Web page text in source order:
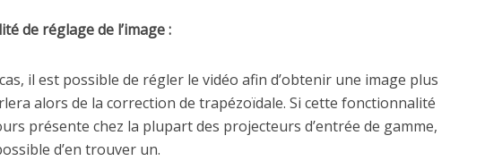
de réglage de l’image :
il est possible de régler le vidéo afin d’obtenir une image plus
alors de la correction de trapézoïdale. Si cette fonctionnalité
présente chez la plupart des projecteurs d’entrée de gamme,
d’en trouver un.